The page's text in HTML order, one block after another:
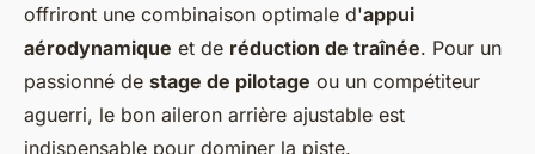
offriront une combinaison optimale d'appui
aérodynamique et de réduction de traînée. Pour un
passionné de stage de pilotage ou un compétiteur
aguerri, le bon aileron arrière ajustable est
indispensable pour dominer la piste.